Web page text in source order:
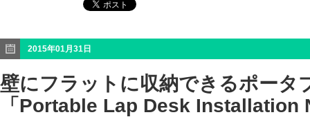
2015年01月31日
壁にフラットに収納できるポータ
「Portable Lap Desk Installation